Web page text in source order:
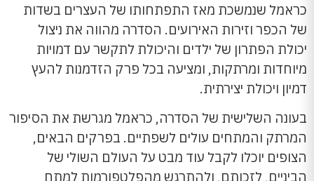
כראמל שנמשכת מאז התפתחותו של העצרים בשדות
של הכפר וזירות האירועים. הסדרה מהווה את ניצול
יכולת הפתרון של ילדים והיכולת לתקשר עם דמויות
מיוחדות ומרתקות, ומציעה בכל פרק הזדמנות להעץ
דמיון ויכולת יצירתית.
בעונה השלישית של הסדרה, כראמל מגרשת את הסיפור
המרתק והמתחים עולים לשפתיים. בפרקים הבאים,
הצופים יוכלו לקבל עוד מבט על העולם השולי של
הביניים, לזכותם, ולהתרגש מהפלטפורמות למתח